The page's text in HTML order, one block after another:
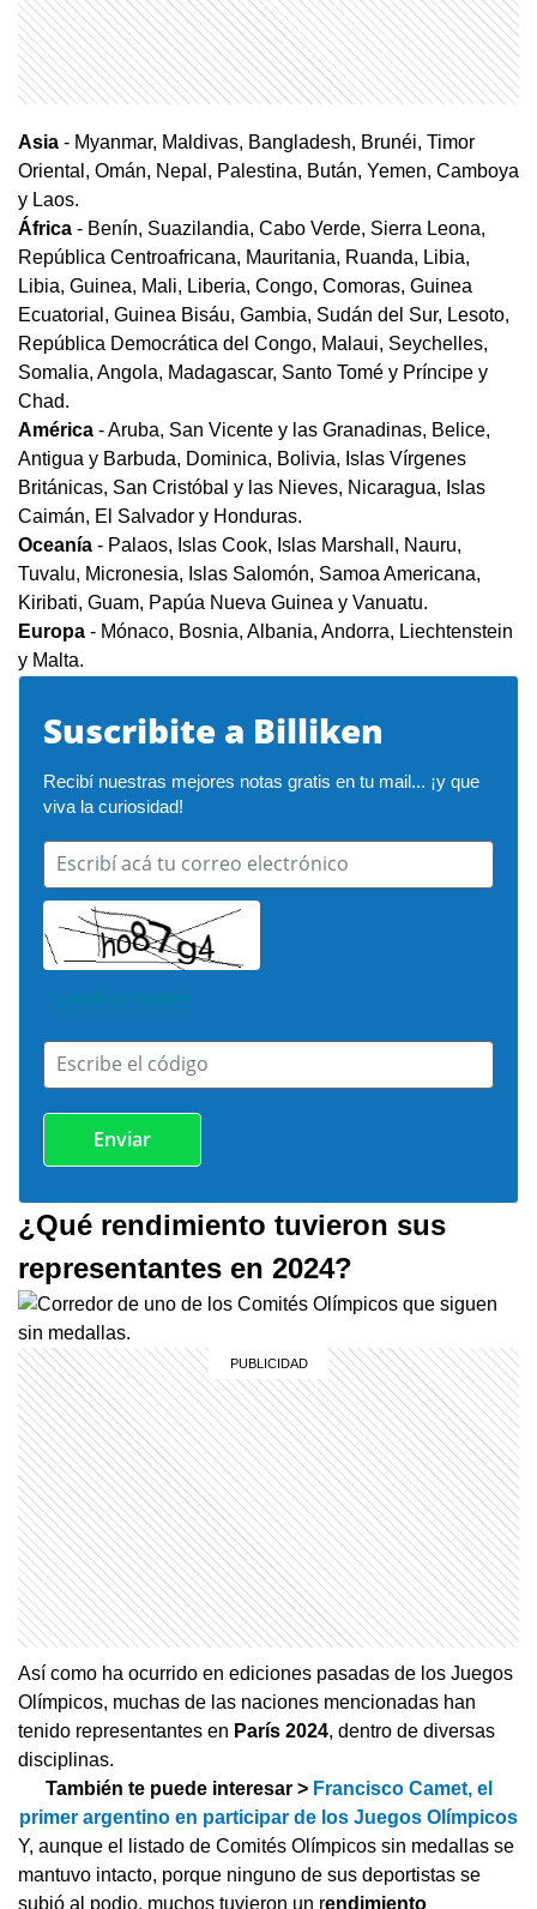
Asia - Myanmar, Maldivas, Bangladesh, Brunéi, Timor
Oriental, Omán, Nepal, Palestina, Bután, Yemen, Camboya
y Laos.
África - Benín, Suazilandia, Cabo Verde, Sierra Leona,
República Centroafricana, Mauritania, Ruanda, Libia,
Libia, Guinea, Mali, Liberia, Congo, Comoras, Guinea
Ecuatorial, Guinea Bisáu, Gambia, Sudán del Sur, Lesoto,
República Democrática del Congo, Malaui, Seychelles,
Somalia, Angola, Madagascar, Santo Tomé y Príncipe y
Chad.
América - Aruba, San Vicente y las Granadinas, Belice,
Antigua y Barbuda, Dominica, Bolivia, Islas Vírgenes
Británicas, San Cristóbal y las Nieves, Nicaragua, Islas
Caimán, El Salvador y Honduras.
Oceanía - Palaos, Islas Cook, Islas Marshall, Nauru,
Tuvalu, Micronesia, Islas Salomón, Samoa Americana,
Kiribati, Guam, Papúa Nueva Guinea y Vanuatu.
Europa - Mónaco, Bosnia, Albania, Andorra, Liechtenstein
y Malta.
Suscribite a Billiken
Recibí nuestras mejores notas gratis en tu mail... ¡y que
viva la curiosidad!
Escribí acá tu correo electrónico
Cambiar imagen
Escribe el código
¿Qué rendimiento tuvieron sus
representantes en 2024?
Así como ha ocurrido en ediciones pasadas de los Juegos
Olímpicos, muchas de las naciones mencionadas han
tenido representantes en París 2024, dentro de diversas
disciplinas.
También te puede interesar > Francisco Camet, el
primer argentino en participar de los Juegos Olímpicos
Y, aunque el listado de Comités Olímpicos sin medallas se
mantuvo intacto, porque ninguno de sus deportistas se
subió al podio, muchos tuvieron un rendimiento